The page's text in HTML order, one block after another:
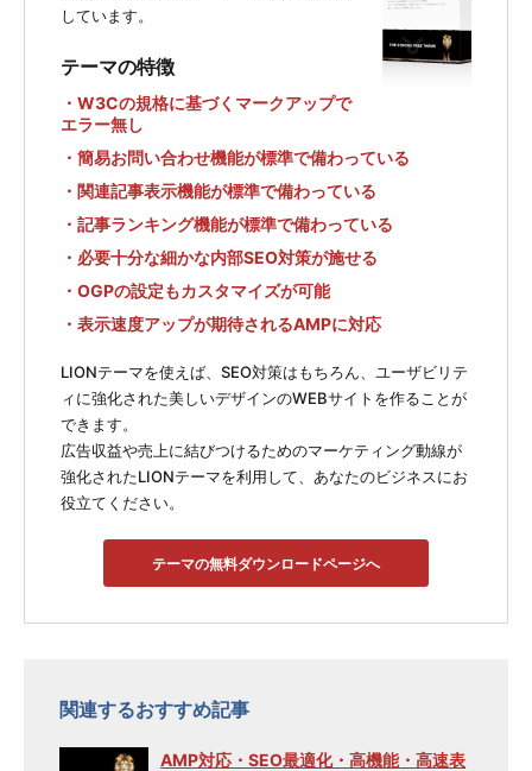
しています。
テーマの特徴
・W3Cの規格に基づくマークアップで
エラー無し
・簡易お問い合わせ機能が標準で備わっている
・関連記事表示機能が標準で備わっている
・記事ランキング機能が標準で備わっている
・必要十分な細かな内部SEO対策が施せる
・OGPの設定もカスタマイズが可能
・表示速度アップが期待されるAMPに対応
LIONテーマを使えば、SEO対策はもちろん、ユーザビリテ
ィに強化された美しいデザインのWEBサイトを作ることが
できます。
広告収益や売上に結びつけるためのマーケティング動線が
強化されたLIONテーマを利用して、あなたのビジネスにお
役立てください。
テーマの無料ダウンロードページへ
関連するおすすめ記事
AMP対応・SEO最適化・高機能・高速表